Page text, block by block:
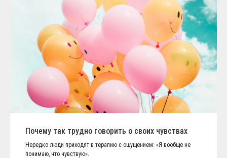
Почему так трудно говорить о своих чувствах
Нередко люди приходят в терапию с ощущением: «Я вообще не
понимаю, что чувствую».